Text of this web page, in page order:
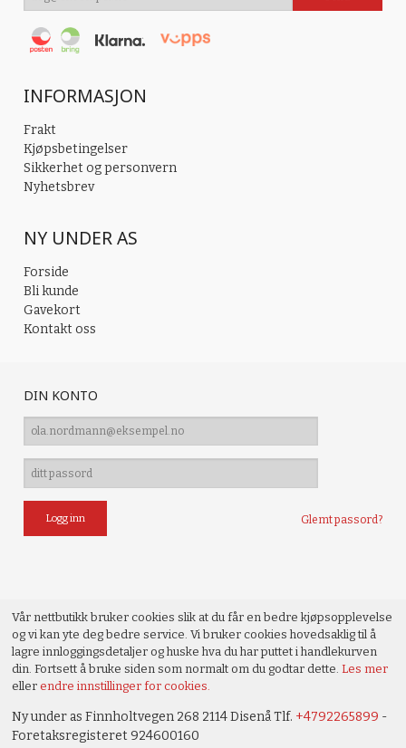
INFORMASJON
Frakt
Kjøpsbetingelser
Sikkerhet og personvern
Nyhetsbrev
NY UNDER AS
Forside
Bli kunde
Gavekort
Kontakt oss
DIN KONTO
Glemt passord?
Vår nettbutikk bruker cookies slik at du får en bedre kjøpsopplevelse
og vi kan yte deg bedre service. Vi bruker cookies hovedsaklig til å
lagre innloggingsdetaljer og huske hva du har puttet i handlekurven
din. Fortsett å bruke siden som normalt om du godtar dette.Les mer
ellerendre innstillinger for cookies.
Ny under as Finnholtvegen 268 2114 Disenå Tlf. +4792265899 -
Foretaksregisteret 924600160